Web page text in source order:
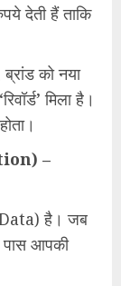
देती हैं ताकि
को नया
मिला है।
–
(Data) है। जब
पास आपकी